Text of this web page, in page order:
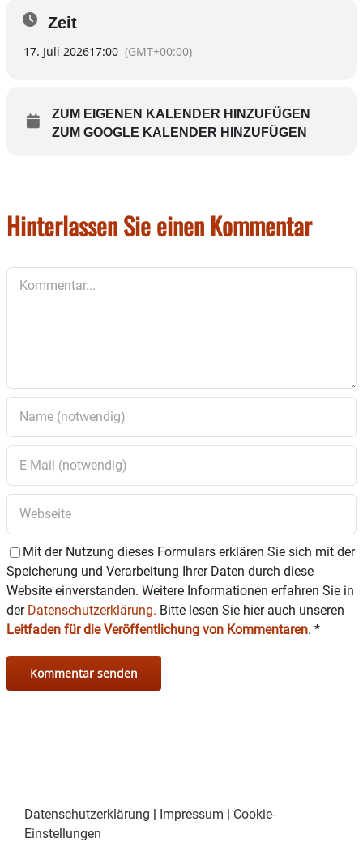
Zeit
17. Juli 202617:00 (GMT+00:00)
ZUM EIGENEN KALENDER HINZUFÜGEN
ZUM GOOGLE KALENDER HINZUFÜGEN
Hinterlassen Sie einen Kommentar
Mit der Nutzung dieses Formulars erklären Sie sich mit der
Speicherung und Verarbeitung Ihrer Daten durch diese
Website einverstanden. Weitere Informationen erfahren Sie in
der Datenschutzerklärung. Bitte lesen Sie hier auch unseren
Leitfaden für die Veröffentlichung von Kommentaren. *
Datenschutzerklärung | Impressum | Cookie-
Einstellungen